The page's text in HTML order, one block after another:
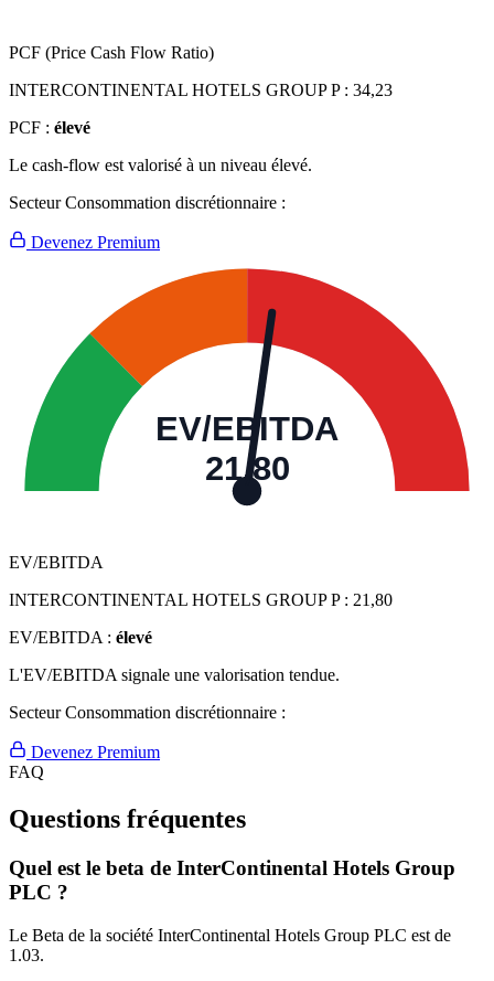
PCF (Price Cash Flow Ratio)
INTERCONTINENTAL HOTELS GROUP P : 34,23
PCF : élevé
Le cash-flow est valorisé à un niveau élevé.
Secteur Consommation discrétionnaire :
Devenez Premium
EV/EBITDA
21,80
EV/EBITDA
INTERCONTINENTAL HOTELS GROUP P : 21,80
EV/EBITDA : élevé
L'EV/EBITDA signale une valorisation tendue.
Secteur Consommation discrétionnaire :
Devenez Premium
FAQ
Questions fréquentes
Quel est le beta de InterContinental Hotels Group
PLC ?
Le Beta de la société InterContinental Hotels Group PLC est de
1.03.